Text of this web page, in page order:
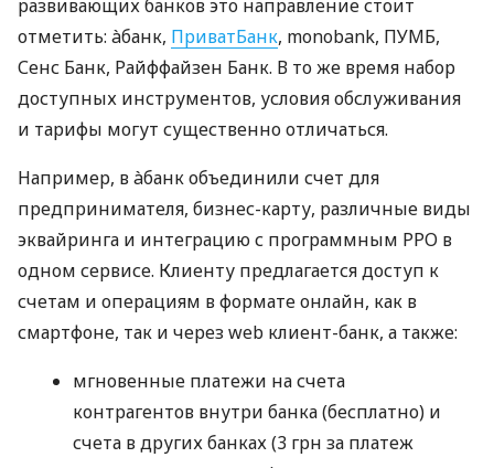
развивающих банков это направление стоит
отметить: àбанк, ПриватБанк, monobank, ПУМБ,
Сенс Банк, Райффайзен Банк. В то же время набор
доступных инструментов, условия обслуживания
и тарифы могут существенно отличаться.
Например, в àбанк объединили счет для
предпринимателя, бизнес-карту, различные виды
эквайринга и интеграцию с программным РРО в
одном сервисе. Клиенту предлагается доступ к
счетам и операциям в формате онлайн, как в
смартфоне, так и через web клиент-банк, а также:
мгновенные платежи на счета
контрагентов внутри банка (бесплатно) и
счета в других банках (3 грн за платеж